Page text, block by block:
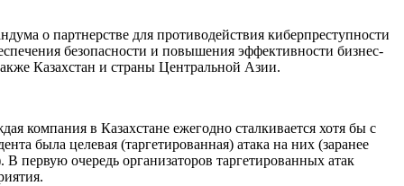
о партнерстве для противодействия киберпреступности
безопасности и повышения эффективности бизнес-
Казахстан и страны Центральной Азии.
компания в Казахстане ежегодно сталкивается хотя бы с
была целевая (таргетированная) атака на них (заранее
первую очередь организаторов таргетированных атак